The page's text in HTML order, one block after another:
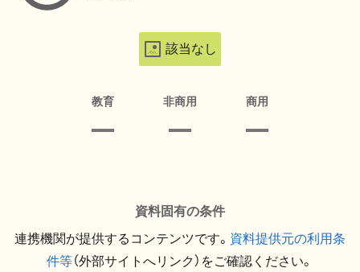
該当なし
教育 非商用 商用
資料固有の条件
連携機関が提供するコンテンツです。 資料提供元の利用条
件等（外部サイトへリンク）をご確認ください。